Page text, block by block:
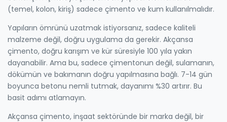
(temel, kolon, kiriş) sadece çimento ve kum kullanılmalıdır.
Yapıların ömrünü uzatmak istiyorsanız, sadece kaliteli
malzeme değil, doğru uygulama da gerekir. Akçansa
çimento, doğru karışım ve kür süresiyle 100 yıla yakın
dayanabilir. Ama bu, sadece çimentonun değil, sulamanın,
dökümün ve bakımanın doğru yapılmasına bağlı. 7-14 gün
boyunca betonu nemli tutmak, dayanımı %30 artırır. Bu
basit adımı atlamayın.
Akçansa çimento, inşaat sektöründe bir marka değil, bir